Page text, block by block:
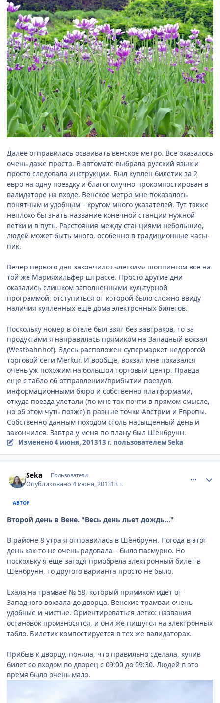
Далее отправилась осваивать венское метро. Все оказалось
очень даже просто. В автомате выбрала русский язык и
просто следовала инструкции. Был куплен билетик за 2
евро на одну поездку и благополучно прокомпостирован в
валидаторе на входе. Венское метро мне показалось
понятным и удобным – кругом много указателей. Тут также
неплохо бы знать название конечной станции нужной
ветки и в путь. Расстояния между станциями небольшие,
людей может быть много, особенно в традиционные часы-
пик.
Вечер первого дня закончился «легким» шоппингом все на
той же Марияхильфер штрассе. Просто другие дни
оказались слишком заполненными культурной
программой, отступиться от которой было сложно ввиду
наличия купленных еще дома электронных билетов.
Поскольку номер в отеле был взят без завтраков, то за
продуктами я направилась прямиком на Западный вокзал
(Westbahnhof). Здесь расположен супермаркет недорогой
торговой сети Merkur. И вообще, вокзал мне показался
очень уж похожим на большой торговый центр. Правда
еще с табло об отправлении/прибытии поездов,
информационными бюро и собственно платформами,
откуда поезда улетали (по мне так почти в прямом смысле,
но об этом чуть позже) в разные точки Австрии и Европы.
Собственно данным походом столь насыщенный день и
закончился. Завтра у меня по плану был Шёнбрунн.
Изменено4 июня, 201313 г. пользователем Seka
Seka Пользователи
Опубликовано4 июня, 201313 г.
АВТОР
Второй день в Вене. "Весь день льет дождь..."
В районе 8 утра я отправилась в Шёнбрунн. Погода в этот
день как-то не очень радовала – было пасмурно. Но
поскольку я еще загодя приобрела электронный билет в
Шёнбрунн, то другого варианта просто не было.
Ехала на трамвае № 58, который прямиком идет от
Западного вокзала до дворца. Венские трамваи очень
удобные и чистые. Ориентироваться легко: названия
остановок произносятся, и они же пишутся на электронных
табло. Билетик компостируется в тех же валидаторах.
Прибыв к дворцу, поняла, что правильно сделала, купив
билет со входом во дворец с 09:00 до 09:30. Людей в это
время было очень мало.